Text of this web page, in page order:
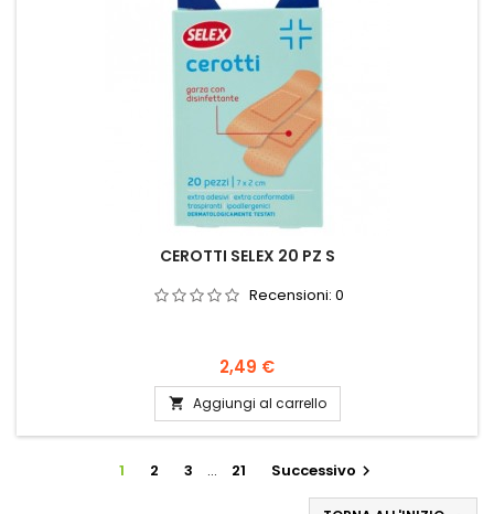
CEROTTI SELEX 20 PZ S
Recensioni: 0
Prezzo
2,49 €
 Aggiungi al carrello
1 2 3 … 21 Successivo 